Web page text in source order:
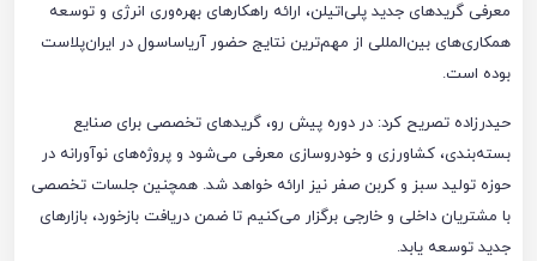
معرفی گریدهای جدید پلی‌اتیلن، ارائه راهکارهای بهره‌وری انرژی و توسعه
همکاری‌های بین‌المللی از مهم‌ترین نتایج حضور آریاساسول در ایران‌پلاست
بوده است.
حیدرزاده تصریح کرد: در دوره پیش رو، گریدهای تخصصی برای صنایع
بسته‌بندی، کشاورزی و خودروسازی معرفی می‌شود و پروژه‌های نوآورانه در
حوزه تولید سبز و کربن صفر نیز ارائه خواهد شد. همچنین جلسات تخصصی
با مشتریان داخلی و خارجی برگزار می‌کنیم تا ضمن دریافت بازخورد، بازارهای
جدید توسعه یابد.